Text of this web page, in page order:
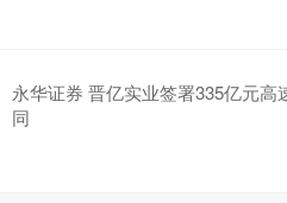
永华证券 晋亿实业签署335亿元高
同